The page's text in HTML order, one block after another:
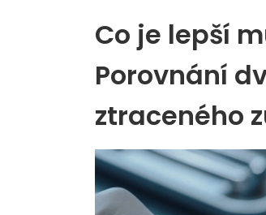
Co je lepší
Porovnání
ztraceného